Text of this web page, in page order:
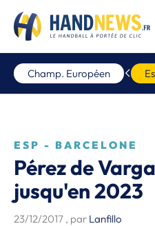
Champ. Européen
ESP - BARCELONE
Pérez de
jusqu'en 2023
23/12/2017 , par Lanfillo